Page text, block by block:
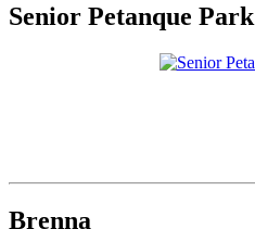
Senior Petanque Park
Brenna